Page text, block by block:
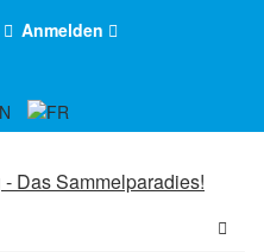
Anmelden